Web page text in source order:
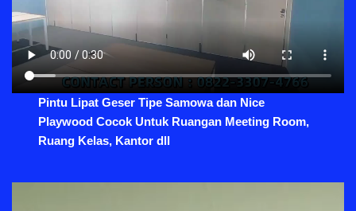
Pintu Lipat Geser Tipe Samowa dan Nice
Playwood Cocok Untuk Ruangan Meeting Room,
Ruang Kelas, Kantor dll